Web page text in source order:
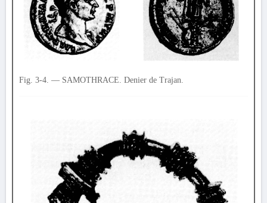
Fig. 3-4. — SAMOTHRACE. Denier de Trajan.